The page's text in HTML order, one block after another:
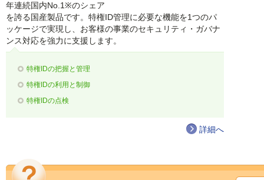
年連続国内No.1※のシェア
を誇る国産製品です。特権ID管理に必要な機能を1つのパ
ッケージで実現し、お客様の事業のセキュリティ・ガバナ
ンス対応を強力に支援します。
特権IDの把握と管理
特権IDの利用と制御
特権IDの点検
詳細へ